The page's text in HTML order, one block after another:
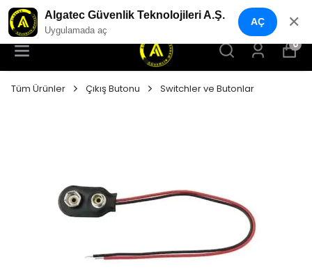
YENI NESIL GÜVENLIK GEÇIŞ SISTEMLERI
0
Tüm Ürünler Çıkış Butonu Switchler ve Butonlar
Algatec Güvenlik Teknolojileri A.Ş.
Uygulamada aç
AÇ ✕